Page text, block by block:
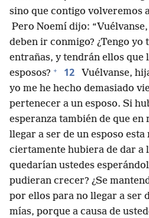
sino que contigo volveremos
Pero Noemí dijo:
deben ir conmigo? ¿Tengo yo
entrañas, y tendrán ellos que
esposos? + 12
Vuélvanse,
yo me he hecho demasiado
pertenecer a un esposo. Si
esperanza también de que
llegar a ser de un esposo
ciertamente hubiera de dar a
quedarían ustedes
pudieran crecer? ¿Se
por ellos para no llegar a ser
mías, porque a causa de